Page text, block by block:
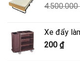
4.500.000
Xe đẩy
200 ₫